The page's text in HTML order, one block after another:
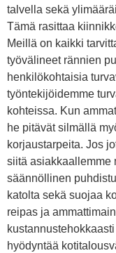
talvella sekä
Tämä rasittaa
Meillä on kaikki
työvälineet rännien
henkilökohtaisia
työntekijöidemme
kohteissa. Kun
he pitävät silmällä
korjaustarpeita. Jos
siitä asiakkaallemme
säännöllinen
katolta sekä suojaa
reipas ja
hyödyntää